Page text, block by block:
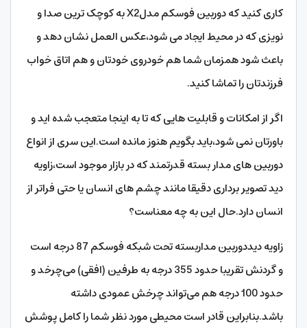
کاری کنید که دوربین فوسکم مدلX2 به کوچک ترین صدا و
نویزی که در محیط ایجاد می شود،عکس العمل نشان دهد و
باعث شود همزمان شما هم خودروی خودتان و هم اتاق خواب
فرزندتان را تماشا کنید.
اگر از امکانات و قابلیت هایی که تا به اینجا متعجب شده اید و
باورتان نمی شود،باید بگویم هنوز مانده است.این سری از انواع
دوربین های مدار بسته قدرتمند که در بازار موجود است،زاویه
دید تصویر برداری دقیقا مانند چشم های انسان یا حتی فراتر از
انسان دارد.حال این به چه معناست؟
زاویه دیددوربین مداربسته تحت شبکه فوسکم 87 درجه است
و گردنش تقریبا حدود 355 درجه به طرفین (افقی) می‌چرخد و
حدود 100 درجه هم می‌تواند چرخش عمودی داشته
باشد.بنابراین قادر است محیطی مورد نظر شما را کامل پوشش